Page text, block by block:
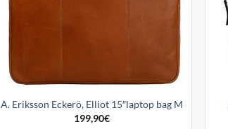
A. Eriksson Eckerö, Elliot 15″laptop bag M
199,90€